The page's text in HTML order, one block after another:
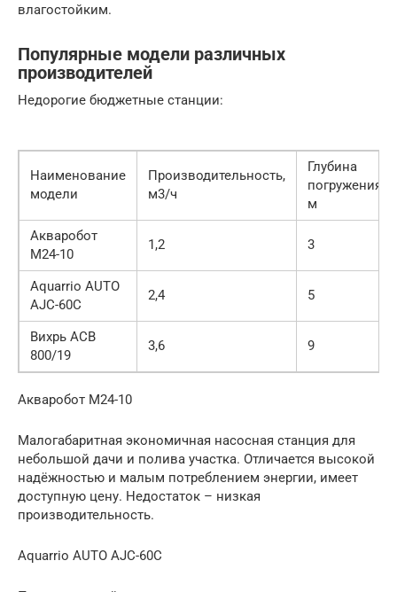
влагостойким.
Популярные модели различных
производителей
Недорогие бюджетные станции:
Наименование
модели
Производительность,
м3/ч
Глубина
погружения,
м
Акваробот
М24-10
1,2 3
Aquarrio AUTO
AJC-60C
2,4 5
Вихрь АСВ
800/19
3,6 9
Акваробот М24-10
Малогабаритная экономичная насосная станция для
небольшой дачи и полива участка. Отличается высокой
надёжностью и малым потреблением энергии, имеет
доступную цену. Недостаток – низкая
производительность.
Aquarrio AUTO AJC-60C